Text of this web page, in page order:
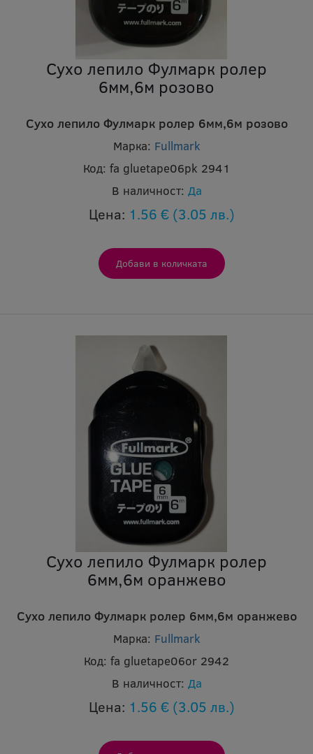
Сухо лепило Фулмарк ролер
6мм,6м розово
Сухо лепило Фулмарк ролер 6мм,6м розово
Марка: Fullmark
Код: fa gluetape06pk 2941
В наличност: Да
Цена: 1.56 € (3.05 лв.)
Сухо лепило Фулмарк ролер
6мм,6м оранжево
Сухо лепило Фулмарк ролер 6мм,6м оранжево
Марка: Fullmark
Код: fa gluetape06or 2942
В наличност: Да
Цена: 1.56 € (3.05 лв.)